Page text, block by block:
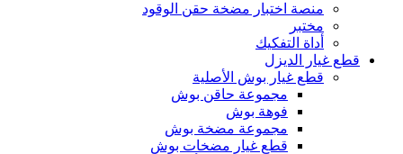
منصة اختبار مضخة حقن الوقود
مختبر
أداة التفكيك
قطع غيار الديزل
قطع غيار بوش الأصلية
مجموعة حاقن بوش
فوهة بوش
مجموعة مضخة بوش
قطع غيار مضخات بوش